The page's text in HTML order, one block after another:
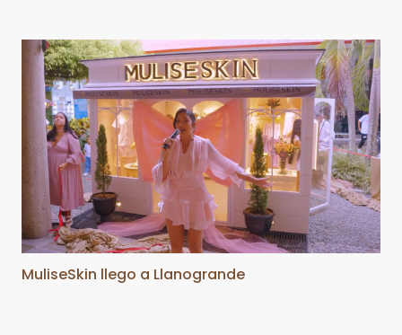
MuliseSkin llego a Llanogrande